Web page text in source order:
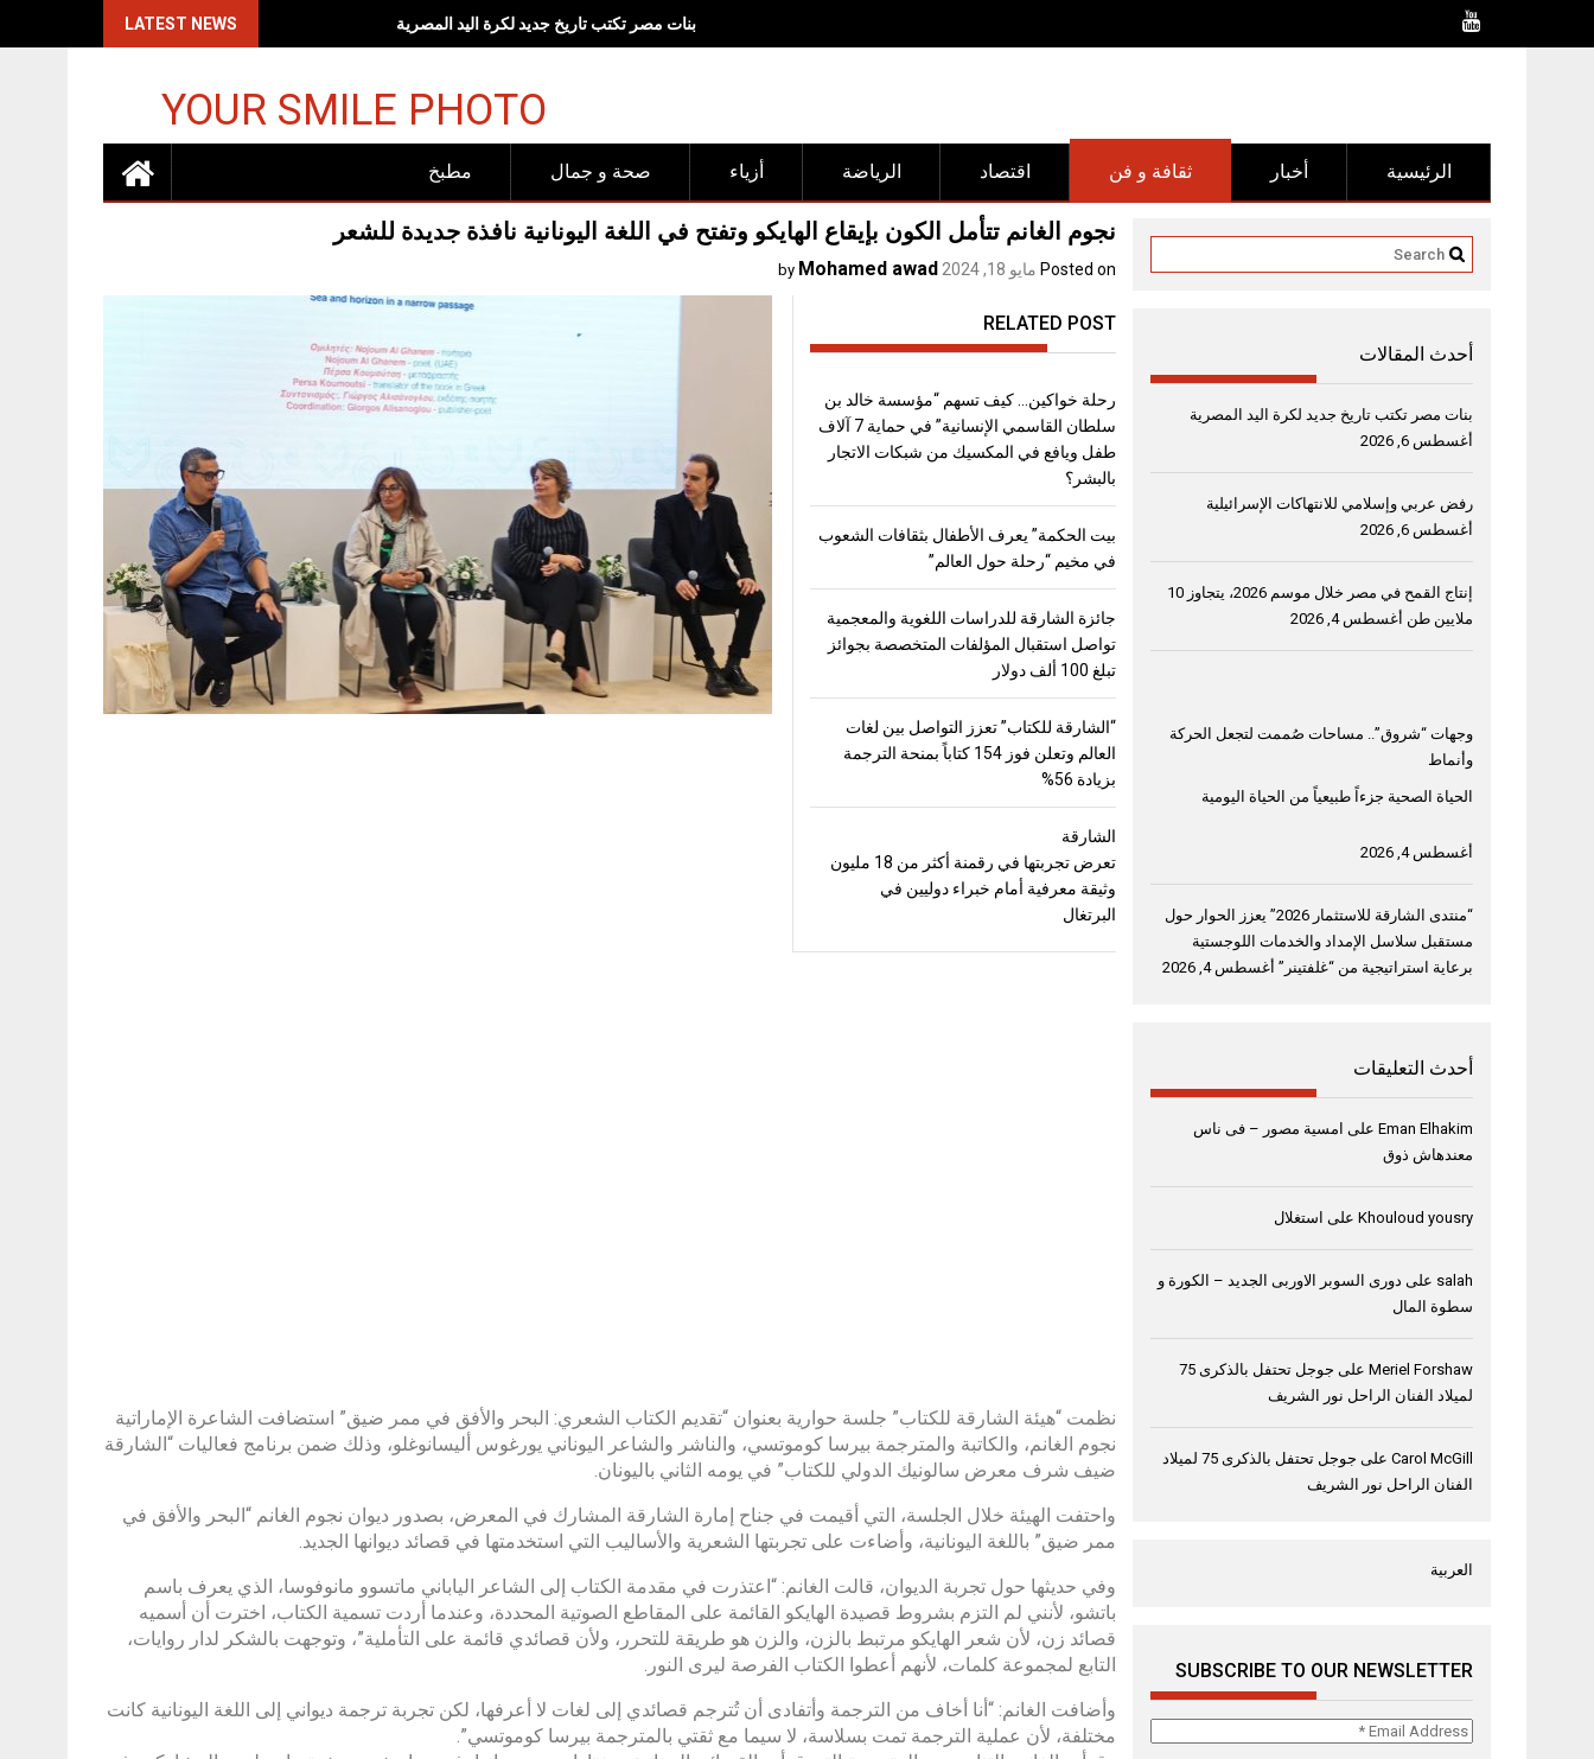
LATEST NEWS رفض عربي وإسلامي للانتهاكات الإسرائيلية
YOUR SMILE PHOTO
مطبخ صحة و جمال أزياء الرياضة اقتصاد ثقافة و فن أخبار الرئيسية
نجوم الغانم تتأمل الكون بإيقاع الهايكو وتفتح في اللغة اليونانية نافذة جديدة للشعر
Posted on مايو 18, 2024 by
Mohamed awad
RELATED POST
رحلة خواكين… كيف تسهم “مؤسسة خالد بن
سلطان القاسمي الإنسانية” في حماية 7 آلاف
طفل ويافع في المكسيك من شبكات الاتجار
بالبشر؟
بيت الحكمة” يعرف الأطفال بثقافات الشعوب
في مخيم “رحلة حول العالم”
جائزة الشارقة للدراسات اللغوية والمعجمية
تواصل استقبال المؤلفات المتخصصة بجوائز
تبلغ 100 ألف دولار
“الشارقة للكتاب” تعزز التواصل بين لغات
العالم وتعلن فوز 154 كتاباً بمنحة الترجمة
بزيادة 56%
الشارقة
تعرض تجربتها في رقمنة أكثر من 18 مليون
وثيقة معرفية أمام خبراء دوليين في
البرتغال
نظمت “هيئة الشارقة للكتاب” جلسة حوارية بعنوان “تقديم الكتاب الشعري: البحر والأفق في ممر ضيق” استضافت الشاعرة الإماراتية
نجوم الغانم، والكاتبة والمترجمة بيرسا كوموتسي، والناشر والشاعر اليوناني يورغوس أليسانوغلو، وذلك ضمن برنامج فعاليات “الشارقة
ضيف شرف معرض سالونيك الدولي للكتاب” في يومه الثاني باليونان.
واحتفت الهيئة خلال الجلسة، التي أقيمت في جناح إمارة الشارقة المشارك في المعرض، بصدور ديوان نجوم الغانم “البحر والأفق في
ممر ضيق” باللغة اليونانية، وأضاءت على تجربتها الشعرية والأساليب التي استخدمتها في قصائد ديوانها الجديد.
وفي حديثها حول تجربة الديوان، قالت الغانم: “اعتذرت في مقدمة الكتاب إلى الشاعر الياباني ماتسوو مانوفوسا، الذي يعرف باسم
باتشو، لأنني لم التزم بشروط قصيدة الهايكو القائمة على المقاطع الصوتية المحددة، وعندما أردت تسمية الكتاب، اخترت أن أسميه
قصائد زن، لأن شعر الهايكو مرتبط بالزن، والزن هو طريقة للتحرر، ولأن قصائدي قائمة على التأملية”، وتوجهت بالشكر لدار روايات،
التابع لمجموعة كلمات، لأنهم أعطوا الكتاب الفرصة ليرى النور.
وأضافت الغانم: “أنا أخاف من الترجمة وأتفادى أن تُترجم قصائدي إلى لغات لا أعرفها، لكن تجربة ترجمة ديواني إلى اللغة اليونانية كانت
مختلفة، لأن عملية الترجمة تمت بسلاسة، لا سيما مع ثقتي بالمترجمة بيرسا كوموتسي”.
أحدث المقالات
بنات مصر تكتب تاريخ جديد لكرة اليد المصرية
أغسطس 6, 2026
رفض عربي وإسلامي للانتهاكات الإسرائيلية
أغسطس 6, 2026
إنتاج القمح في مصر خلال موسم 2026، يتجاوز 10
ملايين طن أغسطس 4, 2026
وجهات “شروق”.. مساحات صُممت لتجعل الحركة
وأنماط
الحياة الصحية جزءاً طبيعياً من الحياة اليومية
أغسطس 4, 2026
“منتدى الشارقة للاستثمار 2026” يعزز الحوار حول
مستقبل سلاسل الإمداد والخدمات اللوجستية
برعاية استراتيجية من “غلفتينر” أغسطس 4, 2026
أحدث التعليقات
Eman Elhakim على امسية مصور – فى ناس
معندهاش ذوق
Khouloud yousry على استغلال
salah على دورى السوبر الاوربى الجديد – الكورة و
سطوة المال
Meriel Forshaw على
جوجل تحتفل بالذكرى 75
لميلاد الفنان الراحل نور الشريف
Carol McGill على
جوجل تحتفل بالذكرى 75 لميلاد
الفنان الراحل نور الشريف
العربية
SUBSCRIBE TO OUR NEWSLETTER
Email